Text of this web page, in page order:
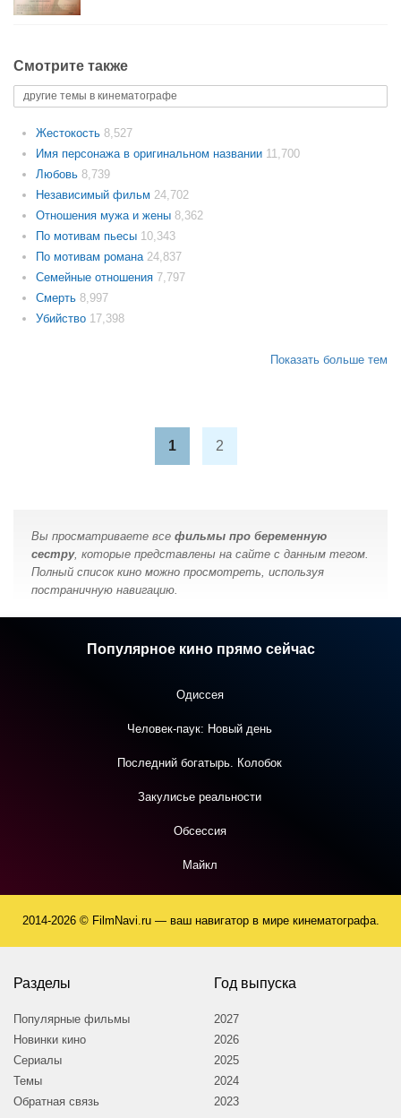
Смотрите также
другие темы в кинематографе
Жестокость 8,527
Имя персонажа в оригинальном названии 11,700
Любовь 8,739
Независимый фильм 24,702
Отношения мужа и жены 8,362
По мотивам пьесы 10,343
По мотивам романа 24,837
Семейные отношения 7,797
Смерть 8,997
Убийство 17,398
Показать больше тем
1 2
Вы просматриваете все фильмы про беременную
сестру, которые представлены на сайте с данным тегом.
Полный список кино можно просмотреть, используя
постраничную навигацию.
Популярное кино прямо сейчас
Одиссея
Человек-паук: Новый день
Последний богатырь. Колобок
Закулисье реальности
Обсессия
Майкл
2014-2026 © FilmNavi.ru — ваш навигатор в мире кинематографа.
Разделы
Популярные фильмы
Новинки кино
Сериалы
Темы
Обратная связь
Год выпуска
2027
2026
2025
2024
2023